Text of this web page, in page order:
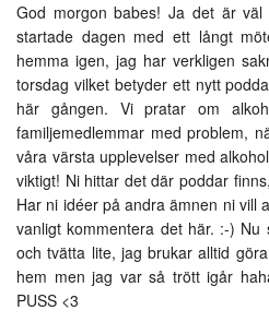
God morgon babes! Ja det är
startade dagen med ett långt
hemma igen, jag har verkligen
torsdag vilket betyder ett nytt
här gången. Vi pratar om
familjemedlemmar med problem,
våra värsta upplevelser med
viktigt! Ni hittar det där poddar
Har ni idéer på andra ämnen ni vill
vanligt kommentera det här. :-)
och tvätta lite, jag brukar alltid
hem men jag var så trött igår
PUSS <3